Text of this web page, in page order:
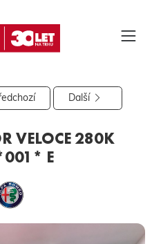
hledat
Další
VELOCE 280K
E